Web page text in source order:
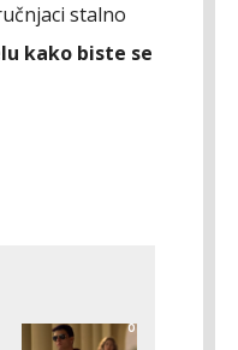
stalno
kako biste se
0